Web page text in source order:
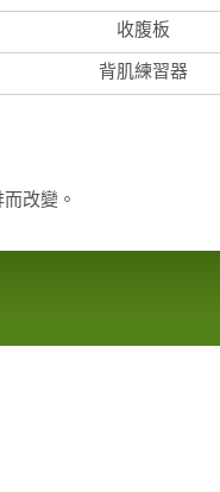
收腹板
背肌練習器
改變。